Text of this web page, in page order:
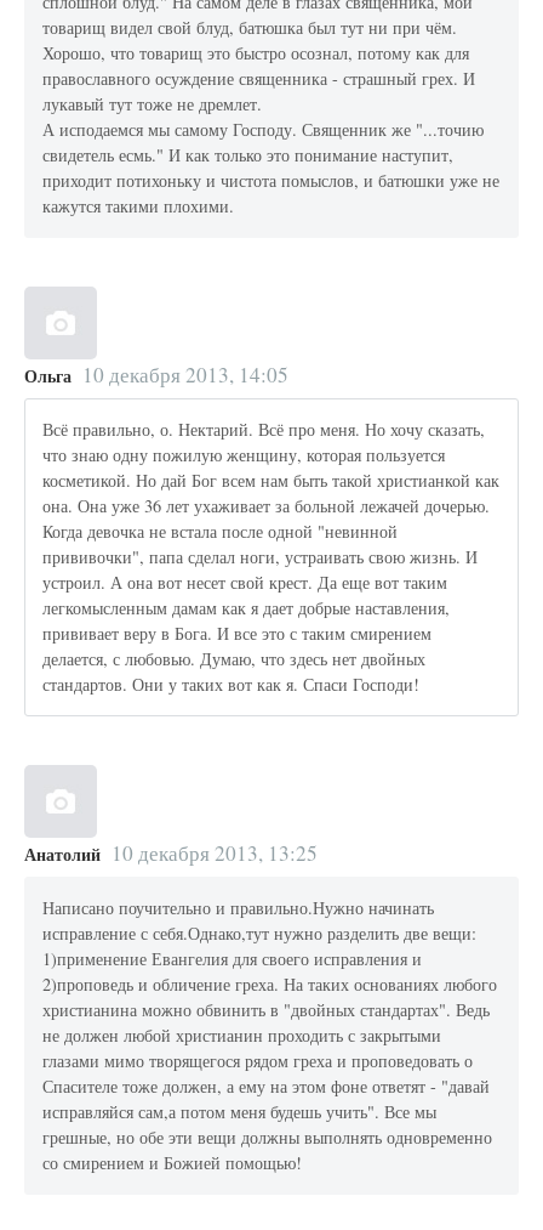
товарищ видел свой блуд, батюшка был тут ни при чём.
Хорошо, что товарищ это быстро осознал, потому как для
православного осуждение священника - страшный грех. И
лукавый тут тоже не дремлет.
А исподаемся мы самому Господу. Священник же "...точию
свидетель есмь." И как только это понимание наступит,
приходит потихоньку и чистота помыслов, и батюшки уже не
кажутся такими плохими.
Ольга 10 декабря 2013, 14:05
Всё правильно, о. Нектарий. Всё про меня. Но хочу сказать,
что знаю одну пожилую женщину, которая пользуется
косметикой. Но дай Бог всем нам быть такой христианкой как
она. Она уже 36 лет ухаживает за больной лежачей дочерью.
Когда девочка не встала после одной "невинной
прививочки", папа сделал ноги, устраивать свою жизнь. И
устроил. А она вот несет свой крест. Да еще вот таким
легкомысленным дамам как я дает добрые наставления,
прививает веру в Бога. И все это с таким смирением
делается, с любовью. Думаю, что здесь нет двойных
стандартов. Они у таких вот как я. Спаси Господи!
Анатолий 10 декабря 2013, 13:25
Написано поучительно и правильно.Нужно начинать
исправление с себя.Однако,тут нужно разделить две вещи:
1)применение Евангелия для своего исправления и
2)проповедь и обличение греха. На таких основаниях любого
христианина можно обвинить в "двойных стандартах". Ведь
не должен любой христианин проходить с закрытыми
глазами мимо творящегося рядом греха и проповедовать о
Спасителе тоже должен, а ему на этом фоне ответят - "давай
исправляйся сам,а потом меня будешь учить". Все мы
грешные, но обе эти вещи должны выполнять одновременно
со смирением и Божией помощью!